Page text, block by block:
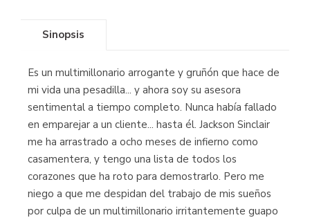
Sinopsis
Es un multimillonario arrogante y gruñón que hace de
mi vida una pesadilla... y ahora soy su asesora
sentimental a tiempo completo. Nunca había fallado
en emparejar a un cliente... hasta él. Jackson Sinclair
me ha arrastrado a ocho meses de infierno como
casamentera, y tengo una lista de todos los
corazones que ha roto para demostrarlo. Pero me
niego a que me despidan del trabajo de mis sueños
por culpa de un multimillonario irritantemente guapo